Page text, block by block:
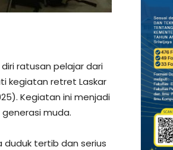
ratusan pelajar dari
kegiatan retret Laskar
Kegiatan ini menjadi
muda.
duduk tertib dan serius